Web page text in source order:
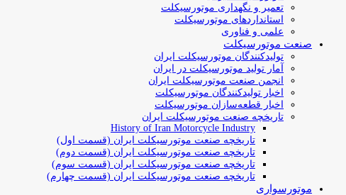
تعمیر و نگهداری موتورسیکلت
استانداردهای موتورسیکلت
علمی و فناوری
صنعت موتورسیکلت
تولیدکنندگان موتورسیکلت ایران
آمار تولید موتورسیکلت در ایران
انجمن صنعت موتورسیکلت ایران
اخبار تولیدکنندگان موتورسیکلت
اخبار قطعه‌سازان موتورسیکلت
تاریخچه صنعت موتورسیکلت ایران
History of Iran Motorcycle Industry
تاریخچه صنعت موتورسیکلت ایران (قسمت اول)
تاریخچه صنعت موتورسیکلت ایران (قسمت دوم)
تاریخچه صنعت موتورسیکلت ایران (قسمت سوم)
تاریخچه صنعت موتورسیکلت ایران (قسمت چهارم)
موتورسواری